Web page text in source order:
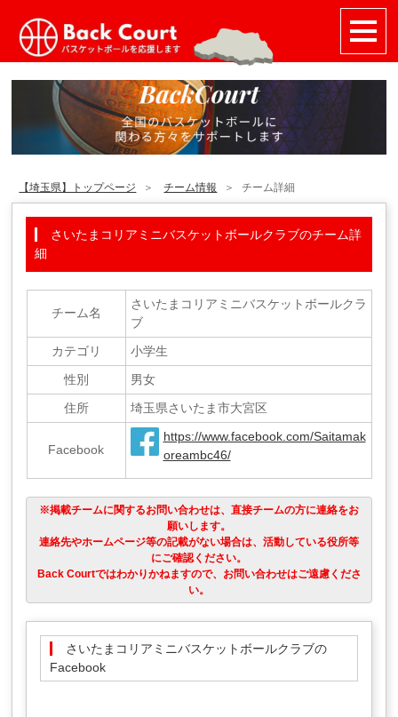
【埼玉県】トップページ チーム情報 チーム詳細
さいたまコリアミニバスケットボールクラブのチーム詳
細
チーム名
さいたまコリアミニバスケットボールクラ
ブ
カテゴリ
小学生
性別
男女
住所
埼玉県さいたま市大宮区
Facebook
https://www.facebook.com/Saitamak
oreambc46/
※掲載チームに関するお問い合わせは、直接チームの方に連絡をお
願いします。
連絡先やホームページ等の記載がない場合は、活動している役所等
にご確認ください。
Back Courtではわかりかねますので、お問い合わせはご遠慮くださ
い。
さいたまコリアミニバスケットボールクラブの
Facebook